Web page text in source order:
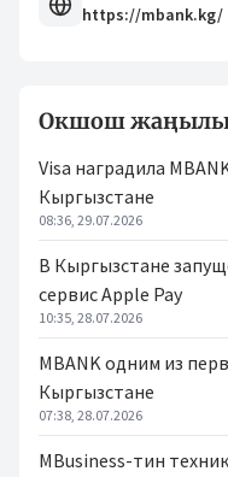
https://mbank.kg/
Окшош
Visa наградила
Кыргызстане
08:36, 29.07.2026
В Кыргызстане
сервис Apple Pay
10:35, 28.07.2026
MBANK одним из
Кыргызстане
07:38, 28.07.2026
MBusiness-тин